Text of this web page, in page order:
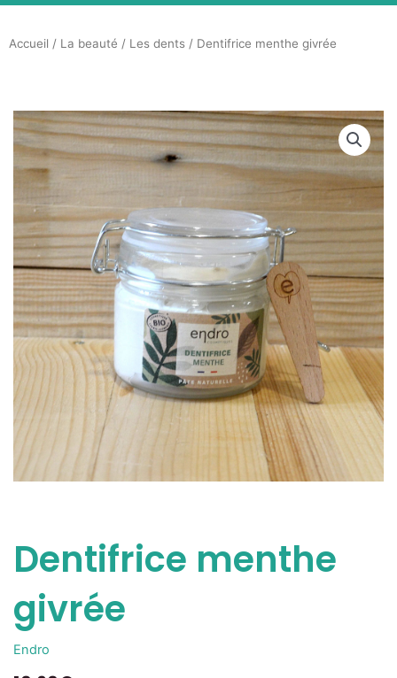
Accueil / La beauté / Les dents / Dentifrice menthe givrée
Dentifrice menthe
givrée
Endro